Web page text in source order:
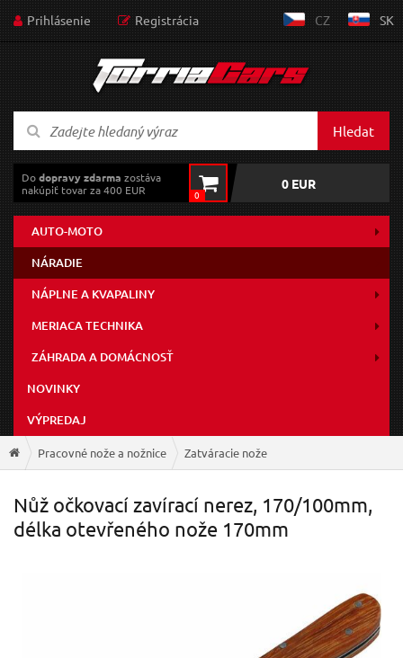
Prihlásenie Registrácia CZ SK
Hledat
Dodopravy zdarma zostáva
nakúpiť tovar za 400 EUR
0
0 EUR
AUTO-MOTO
NÁRADIE
NÁPLNE A KVAPALINY
MERIACA TECHNIKA
ZÁHRADA A DOMÁCNOSŤ
NOVINKY
VÝPREDAJ
Pracovné nože a nožnice Zatváracie nože
Nůž očkovací zavírací nerez, 170/100mm,
délka otevřeného nože 170mm